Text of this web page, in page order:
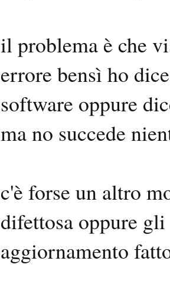
il problema è che
errore bensì ho
software oppure
ma no succede
c'è forse un altro
difettosa oppure
aggiornamento